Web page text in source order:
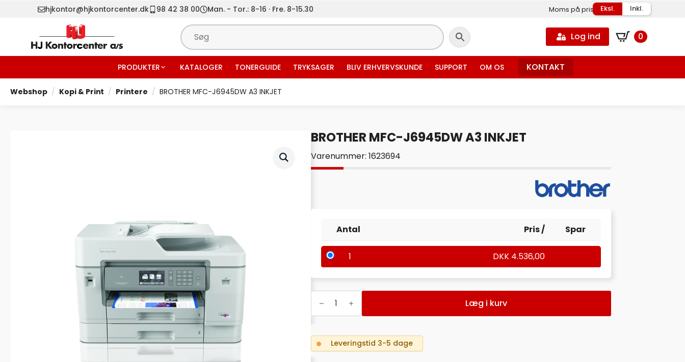
hjkontor@hjkontorcenter.dk 98 42 38 00 Man. - Tor.: 8-16 · Fre. 8-15.30 Moms på priser Eksl. Inkl.
Log ind 0
PRODUKTER KATALOGER TONERGUIDE TRYKSAGER BLIV ERHVERVSKUNDE SUPPORT OM OS KONTAKT
Webshop Kopi & Print Printere BROTHER MFC-J6945DW A3 INKJET
BROTHER MFC-J6945DW A3 INKJET
Varenummer: 1623694
Antal Pris / Spar
1 DKK 4.536,00
BROTHER
MFC-
A3
antal
Læg i kurv
Leveringstid 3-5 dage